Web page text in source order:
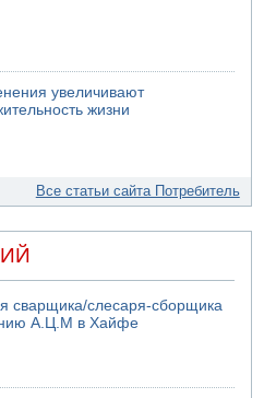
увеличивают
жизни
Все статьи сайта Потребитель
сварщика/слесаря-сборщика
А.Ц.М в Хайфе